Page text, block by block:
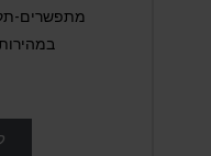
מתפשרים-